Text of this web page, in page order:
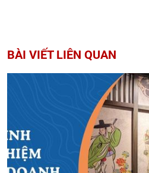
BÀI VIẾT LIÊN QUAN